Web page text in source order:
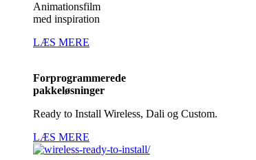
Animationsfilm
med inspiration
LÆS MERE
Forprogrammerede
pakkeløsninger
Ready to Install Wireless, Dali og Custom.
LÆS MERE